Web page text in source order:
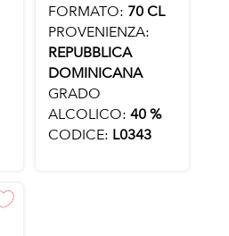
FORMATO: 70 CL
PROVENIENZA:
REPUBBLICA
DOMINICANA
GRADO
ALCOLICO: 40 %
CODICE: L0343